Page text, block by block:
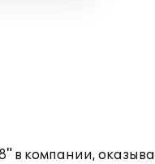
в компании,